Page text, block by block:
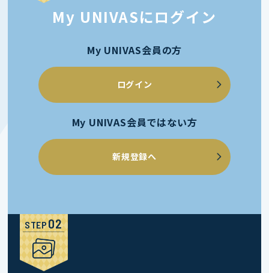
My UNIVASにログイン
My UNIVAS会員の方
ログイン
My UNIVAS会員ではない方
新規登録へ
STEP